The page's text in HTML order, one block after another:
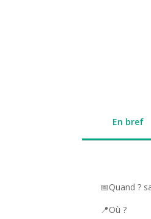
En bref
📅Quand ?
📍Où ?